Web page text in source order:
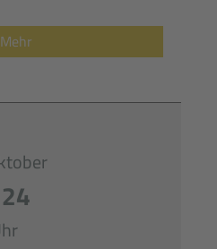
Mehr
24